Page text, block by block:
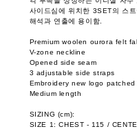
사이드심에 위치한 3SET의 스
해석과 연출에 용이함.
Premium woolen ourora felt
V-zone neckline
Opened side seam
3 adjustable side straps
Embroidery new logo
Medium length
SIZING (cm):
SIZE 1: CHEST - 115 /